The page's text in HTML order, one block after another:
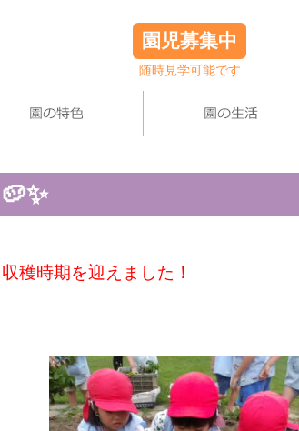
園児募集中
随時見学可能です
穫時期を迎えました！